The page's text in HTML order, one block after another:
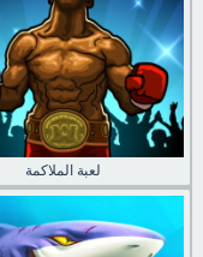
لعبة الملاكمة